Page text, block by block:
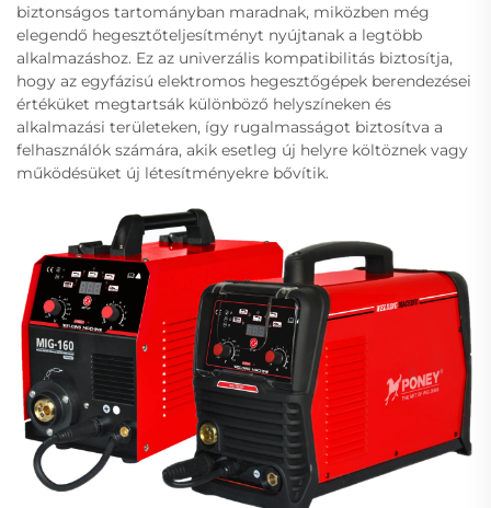
biztonságos tartományban maradnak, miközben még
elegendő hegesztőteljesítményt nyújtanak a legtöbb
alkalmazáshoz. Ez az univerzális kompatibilitás biztosítja,
hogy az egyfázisú elektromos hegesztőgépek berendezései
értéküket megtartsák különböző helyszíneken és
alkalmazási területeken, így rugalmasságot biztosítva a
felhasználók számára, akik esetleg új helyre költöznek vagy
működésüket új létesítményekre bővítik.